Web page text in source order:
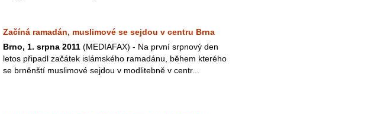
Začíná ramadán, muslimové se sejdou v centru Brna
Brno, 1. srpna 2011 (MEDIAFAX) - Na první srpnový den
letos připadl začátek islámského ramadánu, během kterého
se brněnští muslimové sejdou v modlitebně v centr...